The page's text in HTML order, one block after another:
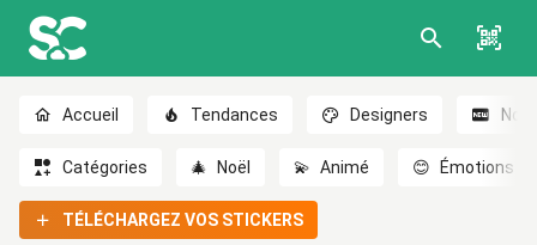
Accueil Tendances Designers
Catégories 🎄 Noël 💫 Animé 😊 Émotions
TÉLÉCHARGEZ VOS STICKERS